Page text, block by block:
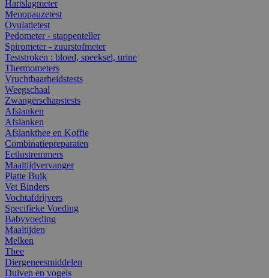
Hartslagmeter
Menopauzetest
Ovulatietest
Pedometer - stappenteller
Spirometer - zuurstofmeter
Teststroken : bloed, speeksel, urine
Thermometers
Vruchtbaarheidstests
Weegschaal
Zwangerschapstests
Afslanken
Afslanken
Afslankthee en Koffie
Combinatiepreparaten
Eetlustremmers
Maaltijdvervanger
Platte Buik
Vet Binders
Vochtafdrijvers
Specifieke Voeding
Babyvoeding
Maaltijden
Melken
Thee
Diergeneesmiddelen
Duiven en vogels